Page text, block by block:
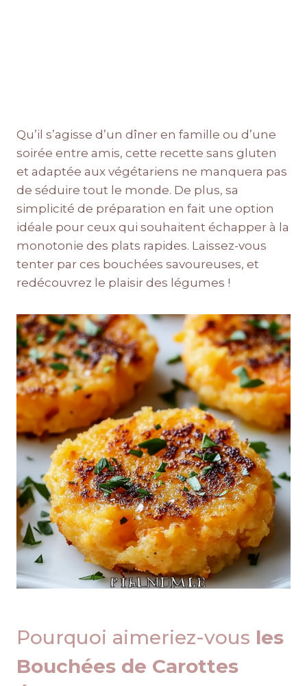
Qu’il s’agisse d’un dîner en famille ou d’une
soirée entre amis, cette recette sans gluten
et adaptée aux végétariens ne manquera pas
de séduire tout le monde. De plus, sa
simplicité de préparation en fait une option
idéale pour ceux qui souhaitent échapper à la
monotonie des plats rapides. Laissez-vous
tenter par ces bouchées savoureuses, et
redécouvrez le plaisir des légumes !
Pourquoi aimeriez-vous les
Bouchées de Carottes